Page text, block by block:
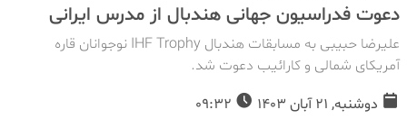
دعوت فدراسیون جهانی هندبال از مدرس ایرانی
علیرضا حبیبی به مسابقات هندبال IHF Trophy نوجوانان قاره
آمریکای شمالی و کارائیب دعوت شد.
دوشنبه, 21 آبان 1403